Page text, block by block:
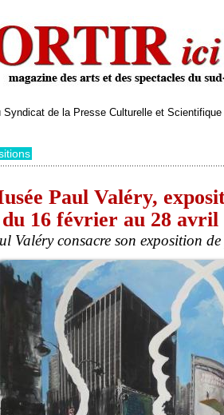
Syndicat de la Presse Culturelle et
Paul Valéry,
du 16 février au 28 avril
Valéry consacre son exposition